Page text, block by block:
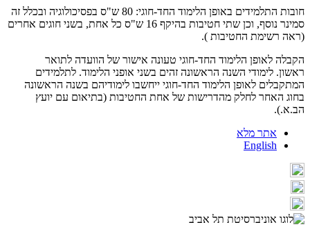
חובות התלמידים באופן הלימוד החד-חוגי: 80 ש"ס בפסיכולוגיה ובכלל זה
סמינר נוסף, וכן שתי חטיבות בהיקף 16 ש"ס כל אחת, בשני חוגים אחרים
(ראה רשימת החטיבות ).
הקבלה לאופן הלימוד החד-חוגי טעונה אישור של הוועדה לתואר
ראשון. לימודי השנה הראשונה זהים בשני אופני הלימוד. לתלמידים
המתקבלים לאופן הלימוד החד-חוגי ייחשבו לימודיהם בשנה הראשונה
בחוג האחר לחלק מהדרישות של אחת החטיבות (בתיאום עם יועץ
הב.א.).
אתר מלא
English